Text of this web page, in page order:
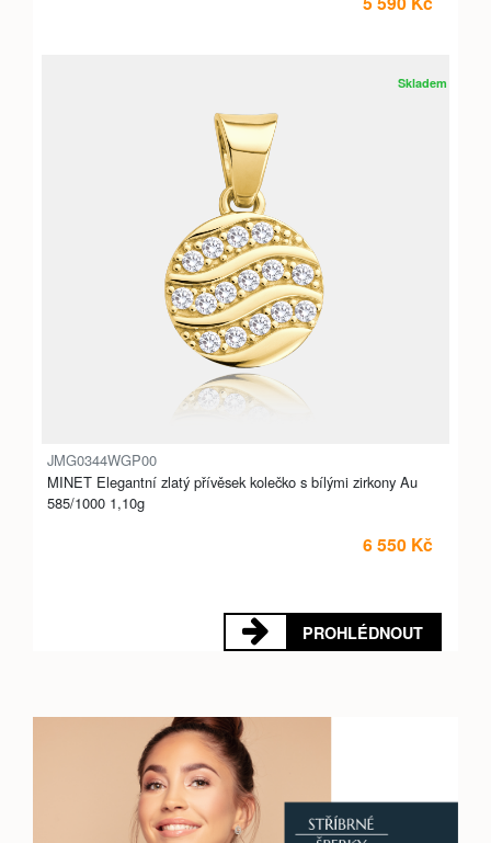
Skladem
JMG0344WGP00
MINET Elegantní zlatý přívěsek kolečko s bílými zirkony Au
585/1000 1,10g
6 550 Kč
PROHLÉDNOUT